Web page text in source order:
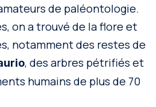
de paléontologie.
on a trouvé de la flore et
notamment des restes de
, des arbres pétrifiés et
humains de plus de 70